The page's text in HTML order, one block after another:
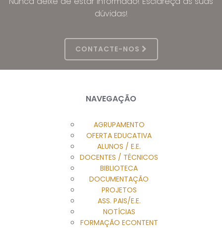
dúvidas!
CONTACTE-NOS
NAVEGAÇÃO
AGRUPAMENTO
OFERTA EDUCATIVA
ALUNOS / E.E.
DOCENTES / TÉCNICOS
BIBLIOTECA
DOCUMENTAÇÃO
PROJETOS
ASS. PAIS/E.E.
NOTÍCIAS
FORMAÇÃO ECONTENT